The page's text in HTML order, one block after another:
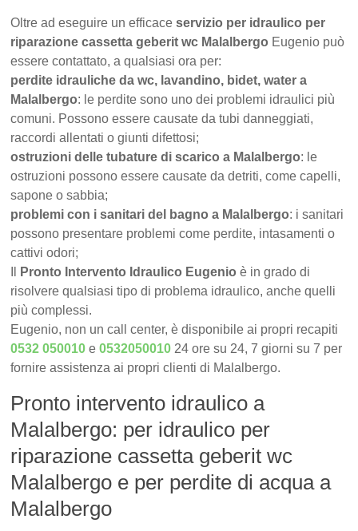
Oltre ad eseguire un efficaceservizio per idraulico per
riparazione cassetta geberit wc Malalbergo Eugenio può
essere contattato, a qualsiasi ora per:
perdite idrauliche da wc, lavandino, bidet, water a
Malalbergo: le perdite sono uno dei problemi idraulici più
comuni. Possono essere causate da tubi danneggiati,
raccordi allentati o giunti difettosi;
ostruzioni delle tubature di scarico a Malalbergo: le
ostruzioni possono essere causate da detriti, come capelli,
sapone o sabbia;
problemi con i sanitari del bagno a Malalbergo: i sanitari
possono presentare problemi come perdite, intasamenti o
cattivi odori;
Pronto Intervento Idraulico Eugenio è in grado di
risolvere qualsiasi tipo di problema idraulico, anche quelli
più complessi.
Eugenio, non un call center, è disponibile ai propri recapiti
0532 050010 e0532050010 24 ore su 24, 7 giorni su 7 per
fornire assistenza ai propri clienti di Malalbergo.
Pronto intervento idraulico a
Malalbergo: per idraulico per
riparazione cassetta geberit wc
Malalbergo e per perdite di acqua a
Malalbergo